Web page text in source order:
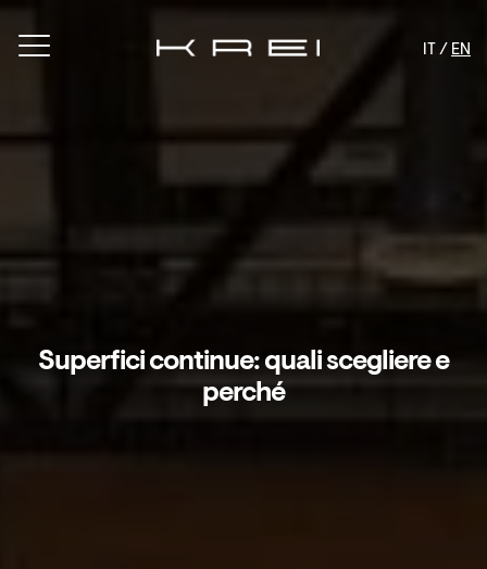
IT / EN
Superfici continue: quali scegliere e
perché